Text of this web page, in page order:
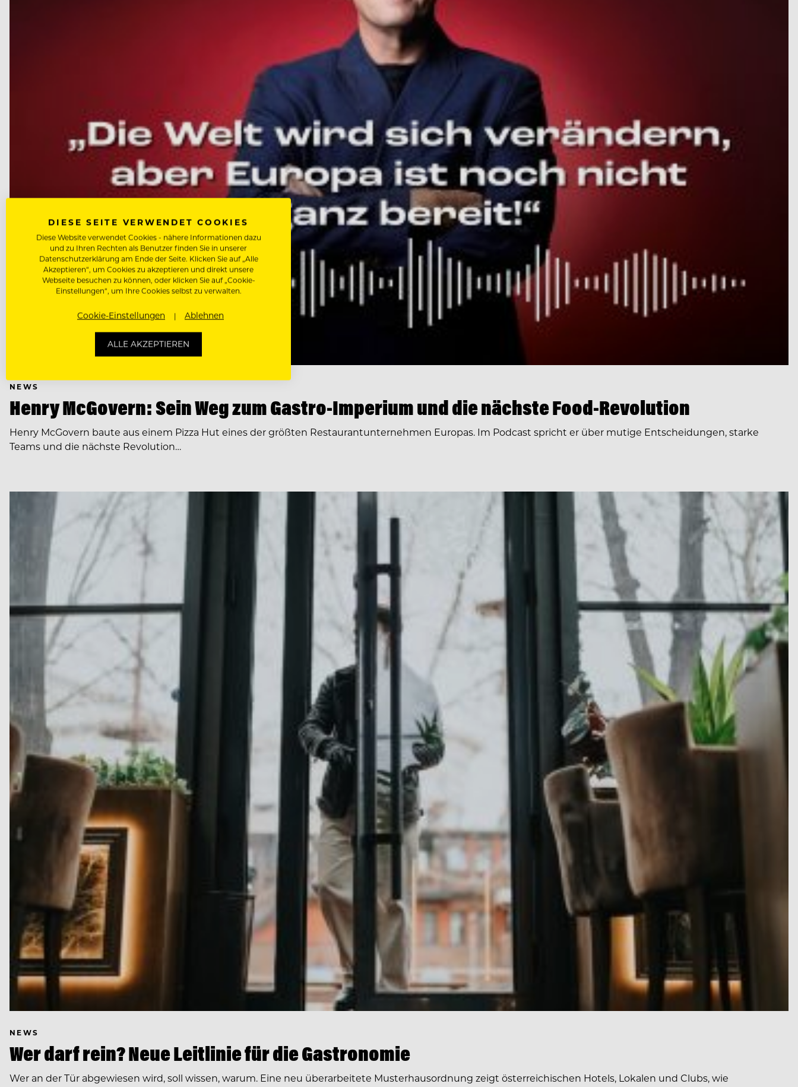
NEWS
Henry McGovern: Sein Weg zum Gastro-Imperium und die nächste Food-Revolution
Henry McGovern baute aus einem Pizza Hut eines der größten Restaurantunternehmen Europas. Im Podcast spricht er über mutige Entscheidungen, starke
Teams und die nächste Revolution…
NEWS
Wer darf rein? Neue Leitlinie für die Gastronomie
Wer an der Tür abgewiesen wird, soll wissen, warum. Eine neu überarbeitete Musterhausordnung zeigt österreichischen Hotels, Lokalen und Clubs, wie
DIESE SEITE VERWENDET COOKIES
Diese Website verwendet Cookies - nähere Informationen dazu
und zu Ihren Rechten als Benutzer finden Sie in unserer
Datenschutzerklärung am Ende der Seite. Klicken Sie auf „Alle
Akzeptieren“, um Cookies zu akzeptieren und direkt unsere
Webseite besuchen zu können, oder klicken Sie auf „Cookie-
Einstellungen“, um Ihre Cookies selbst zu verwalten.
Cookie-Einstellungen Ablehnen
ALLE AKZEPTIEREN